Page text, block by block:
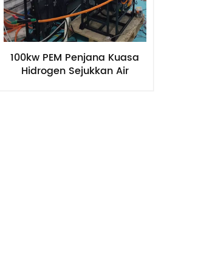
100kw PEM Penjana Kuasa
Hidrogen Sejukkan Air